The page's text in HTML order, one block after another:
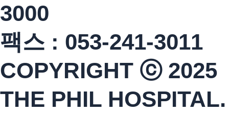
3000
팩스 : 053-241-3011
COPYRIGHT ⓒ 2025
THE PHIL HOSPITAL.